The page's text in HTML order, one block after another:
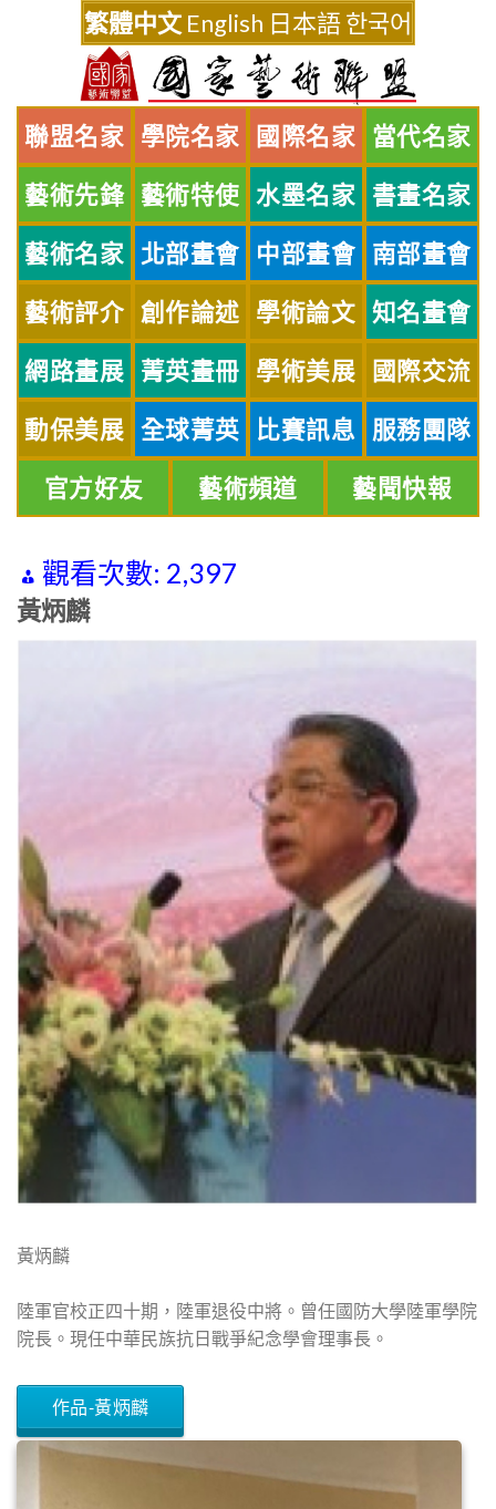
繁體中文 English 日本語한국어
聯盟名家 學院名家 國際名家 當代名家
藝術先鋒 藝術特使 水墨名家 書畫名家
藝術名家 北部畫會 中部畫會 南部畫會
藝術評介 創作論述 學術論文 知名畫會
網路畫展 菁英畫冊 學術美展 國際交流
動保美展 全球菁英 比賽訊息 服務團隊
官方好友 藝術頻道 藝聞快報
觀看次數: 2,397
黃炳麟
黃炳麟
陸軍官校正四十期，陸軍退役中將。曾任國防大學陸軍學院
院長。現任中華民族抗日戰爭紀念學會理事長。
作品-黃炳麟